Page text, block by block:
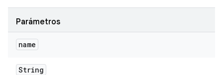
Parámetros
name
String